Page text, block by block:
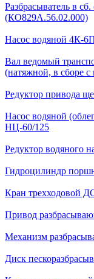
Разбрасыватель в
(КО829А.56.02.000)
Насос водяной 4К-
Вал ведомый
(натяжной, в сборе
Редуктор привода
Насос водяной
НЦ-60/125
Редуктор водяного
Гидроцилиндр
Кран трехходовой
Привод
Механизм
Диск